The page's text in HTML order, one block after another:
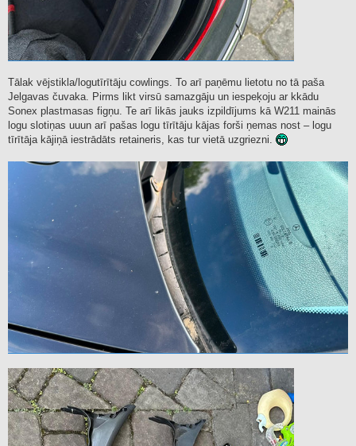
Tālak vējstikla/logutīrītāju cowlings. To arī paņēmu lietotu no tā paša
Jelgavas čuvaka. Pirms likt virsū samazgāju un iespeķoju ar kkādu
Sonex plastmasas figņu. Te arī likās jauks izpildījums kā W211 mainās
logu slotiņas uuun arī pašas logu tīrītāju kājas forši ņemas nost – logu
tīrītāja kājiņā iestrādāts retaineris, kas tur vietā uzgriezni.